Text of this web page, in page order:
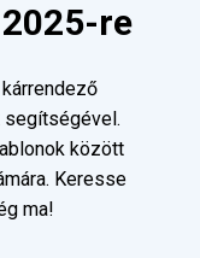
re
segítségével.
között
Keresse
ma!